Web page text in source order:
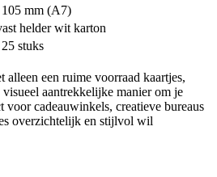
en wenskaart is er
handgeschreven boodschap
wordt door de ontvanger. Een
altijd persoonlijker en warmer,
perfect tot uiting brengt.
te presenteren
te presenteren, bieden we een
mm (A7)
helder wit karton
stuks
een ruime voorraad kaartjes,
aantrekkelijke manier om je
voor cadeauwinkels, creatieve bureaus
overzichtelijk en stijlvol wil